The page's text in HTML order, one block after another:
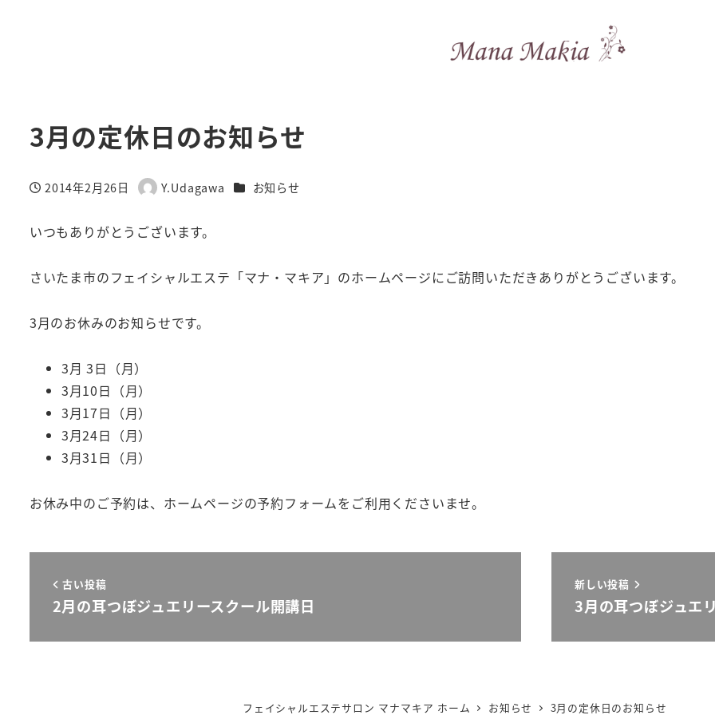
3月の定休日のお知らせ
投稿日
2014年2月26日
著
Y.Udagawa カテゴリー
お知らせ
いつもありがとうございます。
さいたま市のフェイシャルエステ「マナ・マキア」のホームページにご訪問いただきありがとうございます。
3月のお休みのお知らせです。
3月 3日（月）
3月10日（月）
3月17日（月）
3月24日（月）
3月31日（月）
お休み中のご予約は、ホームページの予約フォームをご利用くださいませ。
古い投稿
2月の耳つぼジュエリースクール開講日
新しい投稿
3月の耳つぼジュエ
フェイシャルエステサロン マナマキア ホーム お知らせ 3月の定休日のお知らせ